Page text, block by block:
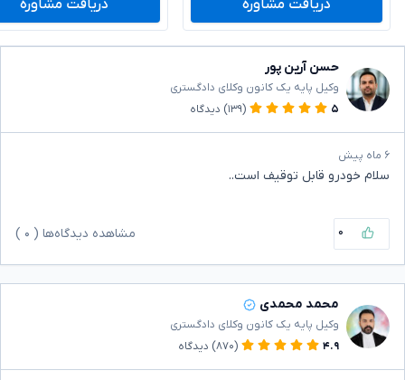
دریافت مشاوره دریافت مشاوره
حسن آرین پور
وکیل پایه یک کانون وکلای دادگستری
۵
(۱۳۹) دیدگاه
۶ ماه پیش
سلام خودرو قابل توقیف است..
۰ مشاهده دیدگاه‌ها ( ۰
محمد محمدی
وکیل پایه یک کانون وکلای دادگستری
۴.۹
(۸۷۰) دیدگاه